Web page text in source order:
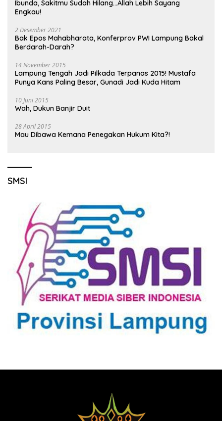
Ibunda, Sakitmu Sudah Hilang…Allah Lebih Sayang
Engkau!
2 Desember 2021
Bak Epos Mahabharata, Konferprov PWI Lampung Bakal
Berdarah-Darah?
14 November 2015
Lampung Tengah Jadi Pilkada Terpanas 2015! Mustafa
Punya Kans Paling Besar, Gunadi Jadi Kuda Hitam
10 Juni 2015
Wah, Dukun Banjir Duit
28 April 2015
Mau Dibawa Kemana Penegakan Hukum Kita?!
SMSI